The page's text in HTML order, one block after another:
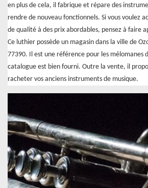
en plus de cela, il fabrique et répare des
rendre de nouveau fonctionnels. Si vous voulez
de qualité à des prix abordables, pensez à faire
Ce luthier possède un magasin dans la ville de
77390. Il est une référence pour les mélomanes
catalogue est bien fourni. Outre la vente, il
racheter vos anciens instruments de musique.